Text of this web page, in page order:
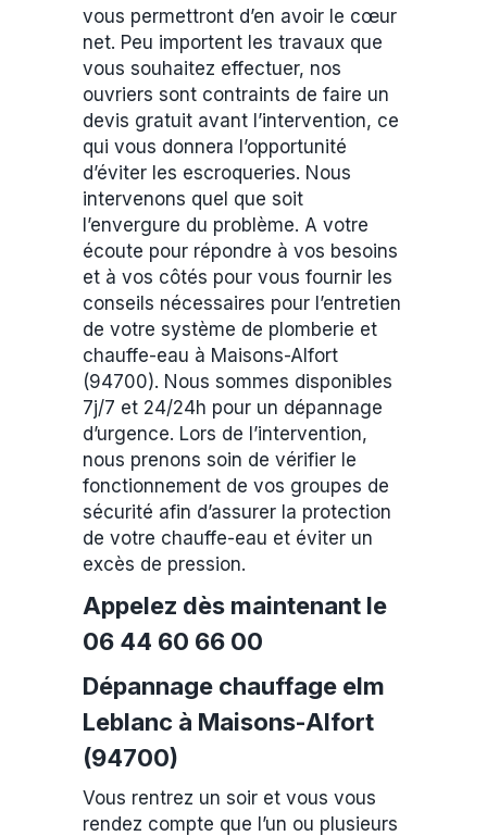
vous permettront d’en avoir le cœur
net. Peu importent les travaux que
vous souhaitez effectuer, nos
ouvriers sont contraints de faire un
devis gratuit avant l’intervention, ce
qui vous donnera l’opportunité
d’éviter les escroqueries. Nous
intervenons quel que soit
l’envergure du problème. A votre
écoute pour répondre à vos besoins
et à vos côtés pour vous fournir les
conseils nécessaires pour l’entretien
de votre système de plomberie et
chauffe-eau à Maisons-Alfort
(94700). Nous sommes disponibles
7j/7 et 24/24h pour un dépannage
d’urgence. Lors de l’intervention,
nous prenons soin de vérifier le
fonctionnement de vos groupes de
sécurité afin d’assurer la protection
de votre chauffe-eau et éviter un
excès de pression.
Appelez dès maintenant le
06 44 60 66 00
Dépannage chauffage elm
Leblanc à Maisons-Alfort
(94700)
Vous rentrez un soir et vous vous
rendez compte que l’un ou plusieurs